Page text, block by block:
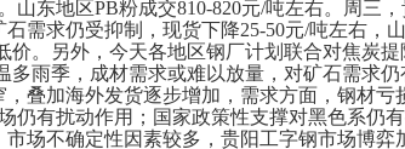
东地区PB粉成交810-820元/吨左右。周三
需求仍受抑制，现货下降25-50元/吨左右，
。另外，今天各地区钢厂计划联合对焦炭提
雨季，成材需求或难以放量，对矿石需求
叠加海外发货逐步增加，需求方面，钢材亏
有扰动作用；国家政策性支撑对黑色系仍有
场不确定性因素较多， 贵阳工字钢市场博弈